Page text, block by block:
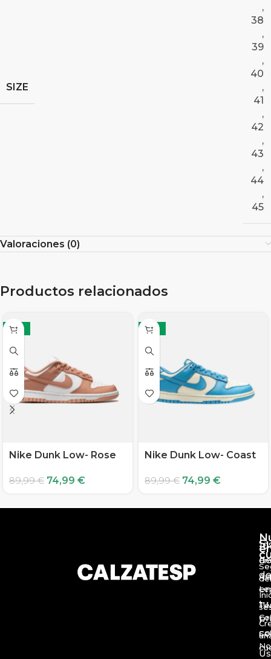
SIZE
,
38
,
39
,
40
,
41
,
42
,
43
,
44
,
45
Valoraciones (0)
Productos relacionados
-17%
Nike Dunk Low- Rose
89,99€ 74,99 €
-17%
Nike Dunk Low- Coast
89,99€ 74,99 €
de
en
tu